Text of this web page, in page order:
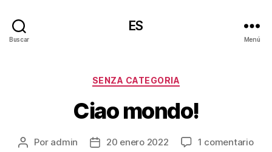
Buscar
ES
Menú
Categorías
SENZA CATEGORIA
Ciao mondo!
Autor
Por admin
Fecha20 enero 2022 1 comentarioen